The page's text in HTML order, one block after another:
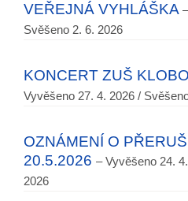
VEŘEJNÁ VYHLÁŠKA
Svěšeno 2. 6. 2026
KONCERT ZUŠ
Vyvěšeno 27. 4. 2026 /
OZNÁMENÍ O
20.5.2026 – Vyvěšeno 24.
2026